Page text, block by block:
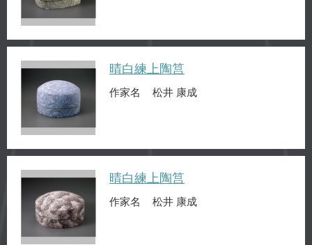
晴白練上陶筥
作家名 松井 康成
晴白練上陶筥
作家名 松井 康成